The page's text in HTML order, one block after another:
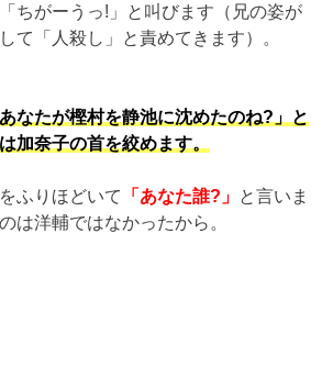
ちがーうっ!」と叫びます（兄の姿が
て「人殺し」と責めてきます）。
なたが樫村を静池に沈めたのね?」と
加奈子の首を絞めます。
ふりほどいて 「あなた誰?」 と言いま
は洋輔ではなかったから。